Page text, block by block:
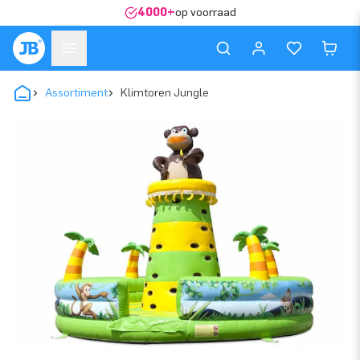
4000+op voorraad
Assortiment Klimtoren Jungle